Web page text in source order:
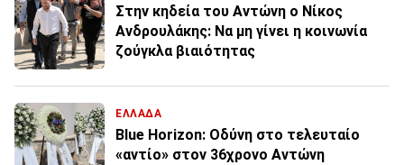
Στην κηδεία του Αντώνη ο Νίκος
Ανδρουλάκης: Να μη γίνει η κοινωνία
ζούγκλα βιαιότητας
ΕΛΛΑΔΑ
Blue Horizon: Οδύνη στο τελευταίο
«αντίο» στον 36χρονο Αντώνη